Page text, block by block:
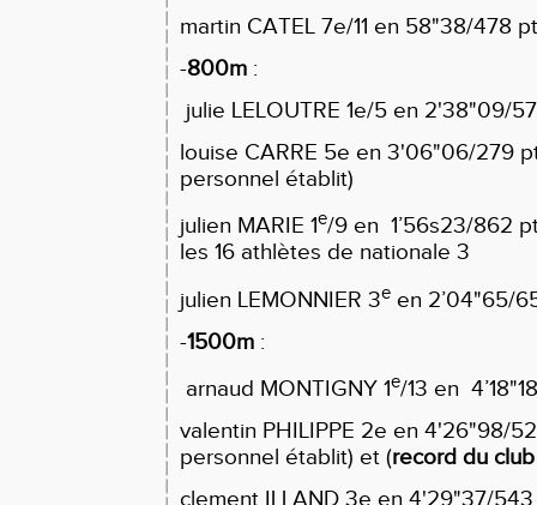
martin CATEL 7e/11 en 58"38/478
-800m :
julie LELOUTRE 1e/5 en 2'38"09/
louise CARRE 5e en 3'06"06/279
personnel établit)
julien MARIE 1e/9 en 1’56s23/862
les 16 athlètes de nationale 3
julien LEMONNIER 3e en 2’04"65/
-1500m :
arnaud MONTIGNY 1e/13 en
valentin PHILIPPE 2e en 4'26"98/
personnel établit) et (record du
clement ILLAND 3e en 4'29"37/